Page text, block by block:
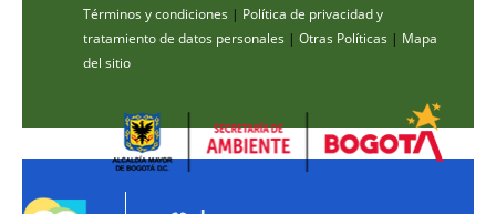
Términos y condiciones | Política de privacidad y
tratamiento de datos personales | Otras Políticas | Mapa
del sitio